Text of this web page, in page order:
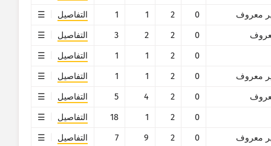
معروف
0
2
1
1
التفاصيل
0
2
2
3
التفاصيل
0
2
1
1
التفاصيل
معروف
0
2
1
1
التفاصيل
0
2
4
5
التفاصيل
0
2
1
18
التفاصيل
معروف
0
2
9
7
التفاصيل